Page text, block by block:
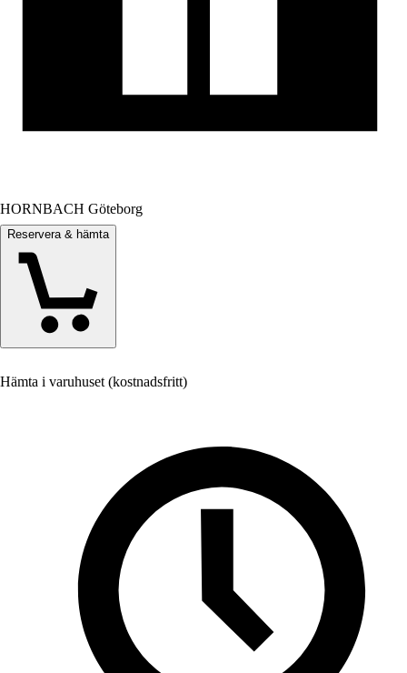
HORNBACH Göteborg
Reservera & hämta
Hämta i varuhuset (kostnadsfritt)